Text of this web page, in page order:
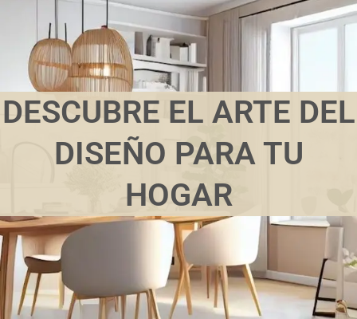
DESCUBRE EL ARTE DEL
DISEÑO PARA TU
HOGAR